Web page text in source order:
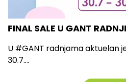
FINAL SALE U GANT RADNJI
U #GANT radnjama aktuelan
30.7....